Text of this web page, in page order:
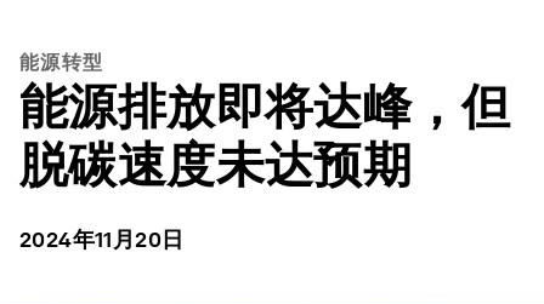
能源转型
能源排放即将达峰，但
脱碳速度未达预期
2024年11月20日